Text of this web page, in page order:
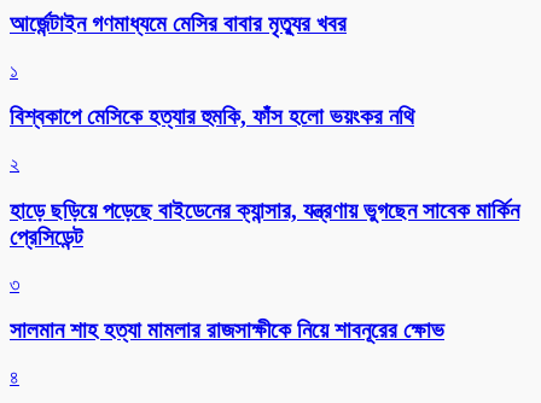
আর্জেন্টাইন গণমাধ্যমে মেসির বাবার মৃত্যুর খবর
১
বিশ্বকাপে মেসিকে হত্যার হুমকি, ফাঁস হলো ভয়ংকর নথি
২
হাড়ে ছড়িয়ে পড়েছে বাইডেনের ক্যান্সার, যন্ত্রণায় ভুগছেন সাবেক মার্কিন
প্রেসিডেন্ট
৩
সালমান শাহ হত্যা মামলার রাজসাক্ষীকে নিয়ে শাবনূরের ক্ষোভ
৪